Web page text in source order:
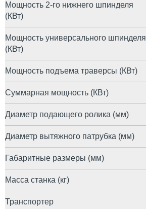
Мощность 2-го нижнего шпинделя
(КВт)
Мощность универсального шпинделя
(КВт)
Мощность подъема траверсы (КВт)
Суммарная мощность (КВт)
Диаметр подающего ролика (мм)
Диаметр вытяжного патрубка (мм)
Габаритные размеры (мм)
Масса станка (кг)
Транспортер